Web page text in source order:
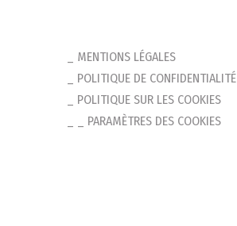
MENTIONS LÉGALES
POLITIQUE DE CONFIDENTIALITÉ
POLITIQUE SUR LES COOKIES
_ PARAMÈTRES DES COOKIES